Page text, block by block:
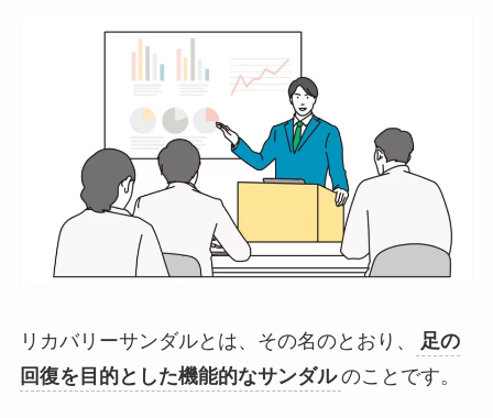
リカバリーサンダルとは、その名のとおり、
足の
回復を目的とした機能的なサンダル のことです。